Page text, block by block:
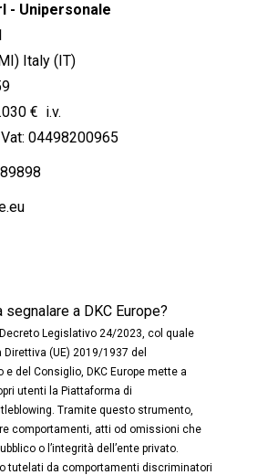
- Unipersonale
Italy (IT)
€ i.v.
Vat: 04498200965
segnalare a DKC Europe?
Legislativo 24/2023, col quale
Direttiva (UE) 2019/1937 del
e del Consiglio, DKC Europe mette a
utenti la Piattaforma di
Tramite questo strumento,
comportamenti, atti od omissioni che
o l’integrità dell’ente privato.
tutelati da comportamenti discriminatori